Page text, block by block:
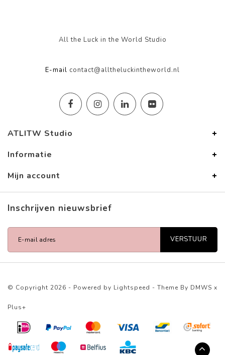
All the Luck in the World Studio
E-mail contact@alltheluckintheworld.nl
ATLITW Studio
Informatie
Mijn account
Inschrijven nieuwsbrief
VERSTUUR
© Copyright 2026 - Powered by Lightspeed - Theme By DMWS x
Plus+